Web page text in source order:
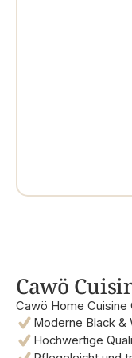
Cawö
Cawö Home Cuisine
Moderne Black &
Hochwertige